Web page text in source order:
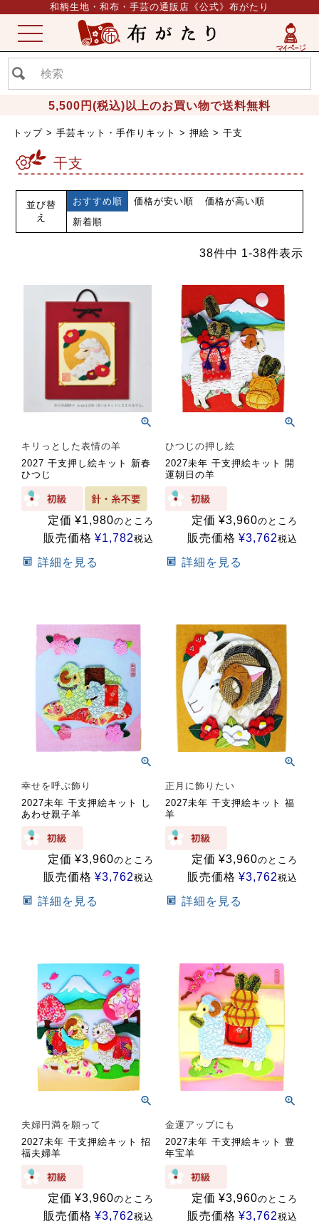
和柄生地・和布・手芸の通販店《公式》布がたり
5,500円(税込)以上のお買い物で送料無料
ME
NU
トップ 手芸キット・手作りキット 押絵 干支
干支
並び替
え
おすすめ順 価格が安い順
価格が高い順
新着順
38件中 1-38件表示
キリっとした表情の羊
2027 干支押し絵キット 新春
ひつじ
定価 ¥1,980のところ
販売価格 ¥1,782税込
詳細を見る
ひつじの押し絵
2027未年 干支押絵キット 開
運朝日の羊
定価 ¥3,960のところ
販売価格 ¥3,762税込
詳細を見る
幸せを呼ぶ飾り
2027未年 干支押絵キット し
あわせ親子羊
定価 ¥3,960のところ
販売価格 ¥3,762税込
詳細を見る
正月に飾りたい
2027未年 干支押絵キット 福
羊
定価 ¥3,960のところ
販売価格 ¥3,762税込
詳細を見る
夫婦円満を願って
2027未年 干支押絵キット 招
福夫婦羊
定価 ¥3,960のところ
販売価格 ¥3,762税込
金運アップにも
2027未年 干支押絵キット 豊
年宝羊
定価 ¥3,960のところ
販売価格 ¥3,762税込